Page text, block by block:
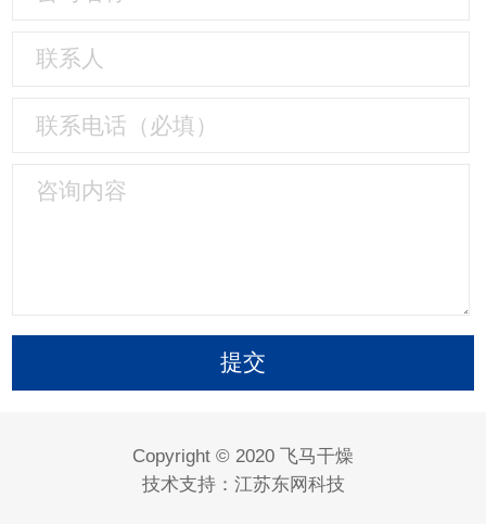
Copyright © 2020 飞马干燥
技术支持： 江苏东网科技